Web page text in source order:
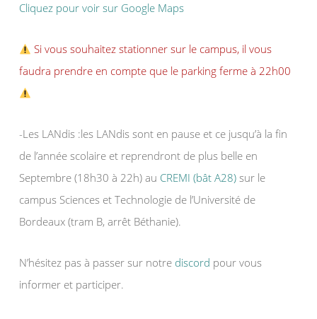
Cliquez pour voir sur Google Maps
Si vous souhaitez stationner sur le campus, il vous
faudra prendre en compte que le parking ferme à 22h00
-Les LANdis :les LANdis sont en pause et ce jusqu’à la fin
de l’année scolaire et reprendront de plus belle en
Septembre (18h30 à 22h) au CREMI (bât A28) sur le
campus Sciences et Technologie de l’Université de
Bordeaux (tram B, arrêt Béthanie).
N’hésitez pas à passer sur notre discord pour vous
informer et participer.